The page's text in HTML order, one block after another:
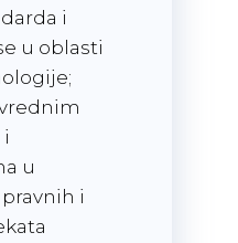
i
u oblasti
u
i